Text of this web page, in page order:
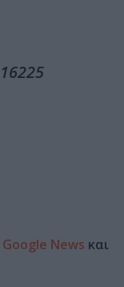
Google News και